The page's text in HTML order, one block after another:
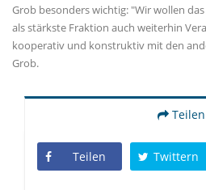
Grob besonders wichtig: "Wir wollen
als stärkste Fraktion auch weiterhin
kooperativ und konstruktiv mit den
Grob.
Teilen
Teilen Twittern